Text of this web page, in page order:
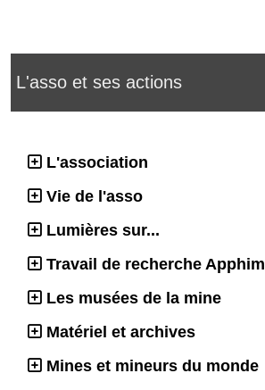
L'asso et ses actions
L'association
Vie de l'asso
Lumières sur...
Travail de recherche Apphim
Les musées de la mine
Matériel et archives
Mines et mineurs du monde